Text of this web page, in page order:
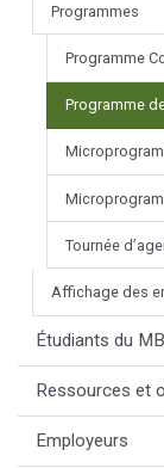
Programmes
Programme
Programme
Tournée
Affichage des
Étudiants du
Ressources et
Employeurs